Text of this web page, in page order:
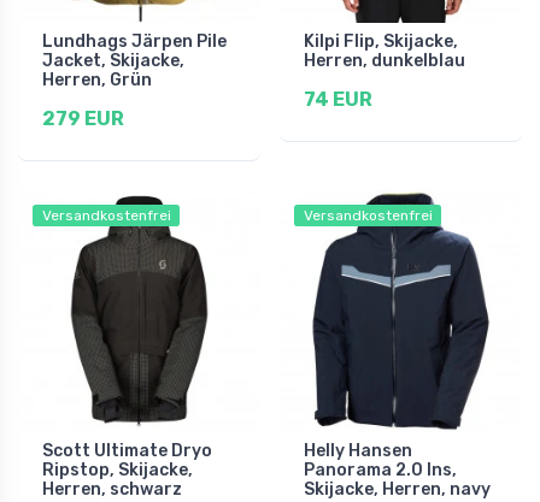
Lundhags Järpen Pile
Jacket, Skijacke,
Herren, Grün
279 EUR
Kilpi Flip, Skijacke,
Herren, dunkelblau
74 EUR
Versandkostenfrei
Scott Ultimate Dryo
Ripstop, Skijacke,
Herren, schwarz
Versandkostenfrei
Helly Hansen
Panorama 2.0 Ins,
Skijacke, Herren, navy